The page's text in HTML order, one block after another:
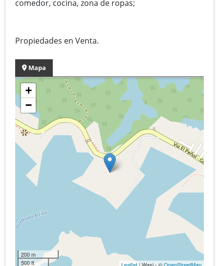
comedor, cocina, zona de ropas;
Propiedades en Venta.
Mapa
+
−
200 m
500 ft
Leaflet | Wasi - ©OpenStreetMap